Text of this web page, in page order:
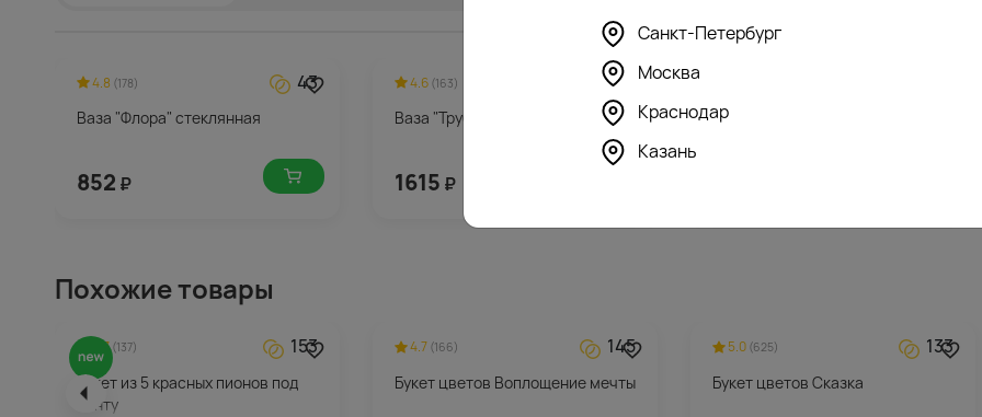
4.8 (178) 43
Ваза "Флора" стеклянная
852 ₽
4.6 (163) 81
Ваза "Трубка" стеклянная
1615 ₽
Ваза "Тило" стеклянная
Похожие товары
4.7(137) 153
Букет из 5 красных пионов под
ленту
4.7 (166) 145
Букет цветов Воплощение мечты
5.0 (625) 133
Букет цветов Сказка
Санкт-Петербург
Москва
Краснодар
Казань